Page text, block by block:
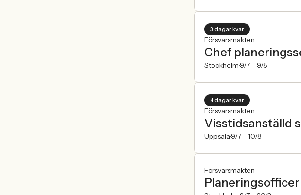
3 dagar kvar
Försvarsmakten
Chef
Stockholm 9/7 – 9/8
4 dagar kvar
Försvarsmakten
Visstidsanställd
Uppsala 9/7 – 10/8
Försvarsmakten